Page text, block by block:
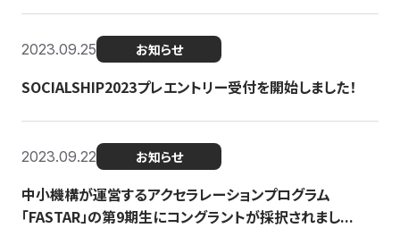
2023.09.25 お知らせ
SOCIALSHIP2023プレエントリー受付を開始しました！
2023.09.22 お知らせ
中小機構が運営するアクセラレーションプログラム
「FASTAR」の第9期生にコングラントが採択されまし...